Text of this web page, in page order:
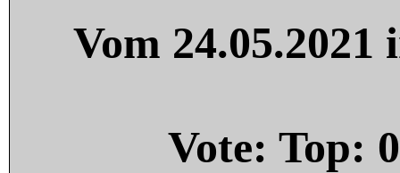
Vom
Vote: Top: 0